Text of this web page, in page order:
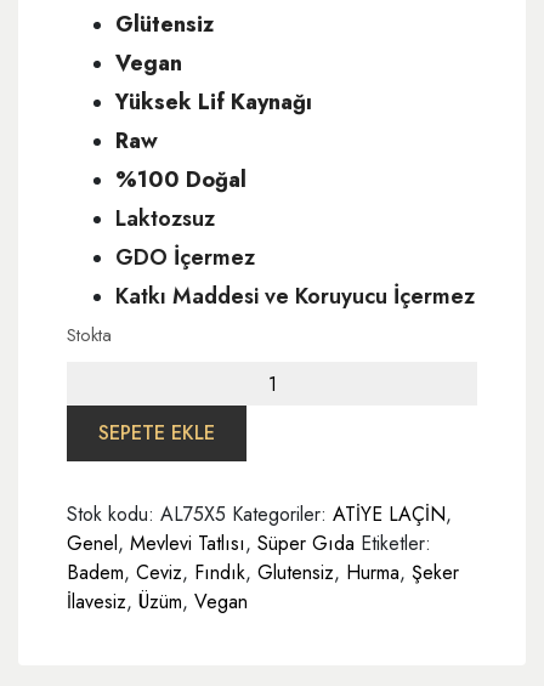
Glütensiz
Vegan
Yüksek Lif Kaynağı
Raw
%100 Doğal
Laktozsuz
GDO İçermez
Katkı Maddesi ve Koruyucu İçermez
Stokta
Tatlısı
gr
Topları
5'li
Paket
adet
SEPETE EKLE
Stok kodu: AL75X5 Kategoriler: ATİYE LAÇİN,
Genel, Mevlevi Tatlısı, Süper Gıda Etiketler:
Badem, Ceviz, Fındık, Glutensiz, Hurma, Şeker
İlavesiz, Üzüm, Vegan